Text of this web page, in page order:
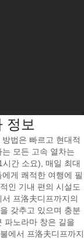
정보
법은 빠르고 현대적
모든 고속 열차는
간 소요), 매일 최대
게 쾌적한 여행에 필
인 기내 편의 시설도
프洛夫디프까지의
갖추고 있으며 충분
파노라마 창은 길을
에서 프洛夫디프까지